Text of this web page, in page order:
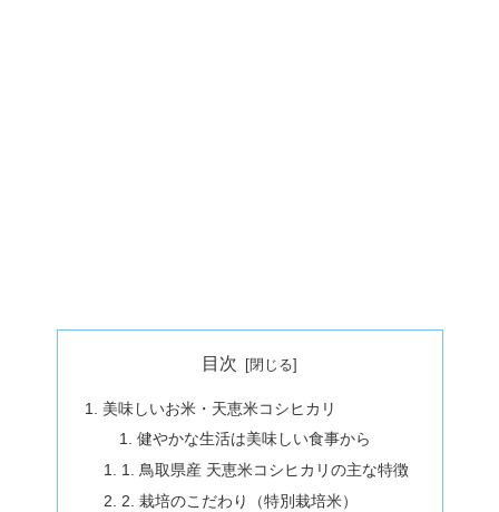
目次
美味しいお米・天恵米コシヒカリ
健やかな生活は美味しい食事から
1. 鳥取県産 天恵米コシヒカリの主な特徴
2. 栽培のこだわり（特別栽培米）